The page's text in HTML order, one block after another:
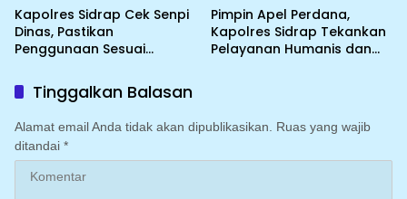
Kapolres Sidrap Cek Senpi
Dinas, Pastikan
Penggunaan Sesuai
Pimpin Apel Perdana,
Kapolres Sidrap Tekankan
Pelayanan Humanis dan
Tinggalkan Balasan
Alamat email Anda tidak akan dipublikasikan. Ruas yang wajib
ditandai *